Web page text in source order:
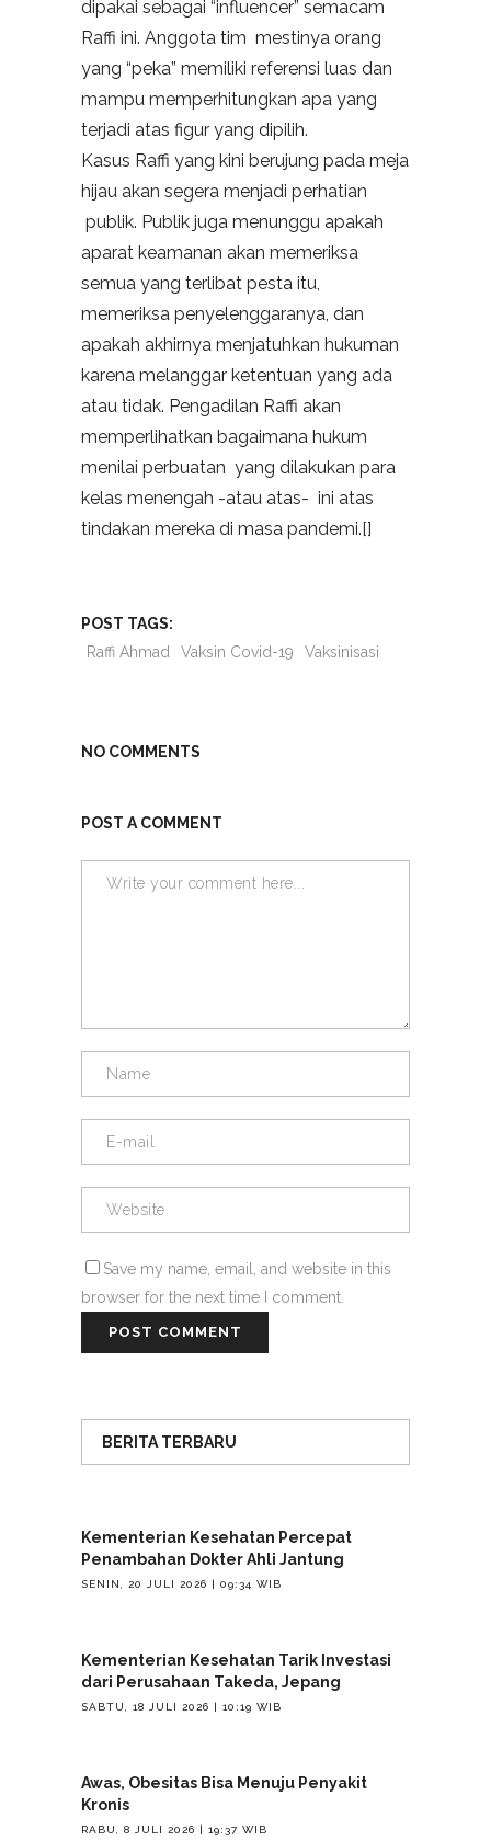
dipakai sebagai “influencer” semacam
Raffi ini. Anggota tim mestinya orang
yang “peka” memiliki referensi luas dan
mampu memperhitungkan apa yang
terjadi atas figur yang dipilih.
Kasus Raffi yang kini berujung pada meja
hijau akan segera menjadi perhatian
publik. Publik juga menunggu apakah
aparat keamanan akan memeriksa
semua yang terlibat pesta itu,
memeriksa penyelenggaranya, dan
apakah akhirnya menjatuhkan hukuman
karena melanggar ketentuan yang ada
atau tidak. Pengadilan Raffi akan
memperlihatkan bagaimana hukum
menilai perbuatan yang dilakukan para
kelas menengah -atau atas- ini atas
tindakan mereka di masa pandemi.[]
POST TAGS:
Raffi Ahmad
Vaksin Covid-19 Vaksinisasi
NO COMMENTS
POST A COMMENT
Save my name, email, and website in this
browser for the next time I comment.
BERITA TERBARU
Kementerian Kesehatan Percepat
Penambahan Dokter Ahli Jantung
SENIN, 20 JULI 2026 | 09:34 WIB
Kementerian Kesehatan Tarik Investasi
dari Perusahaan Takeda, Jepang
SABTU, 18 JULI 2026 | 10:19 WIB
Awas, Obesitas Bisa Menuju Penyakit
Kronis
RABU, 8 JULI 2026 | 19:37 WIB